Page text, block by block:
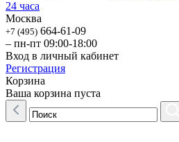
24 часа
Москва
+7 (495) 664-61-09
– пн-пт 09:00-18:00
Вход в личный кабинет
Регистрация
Корзина
Ваша корзина пуста